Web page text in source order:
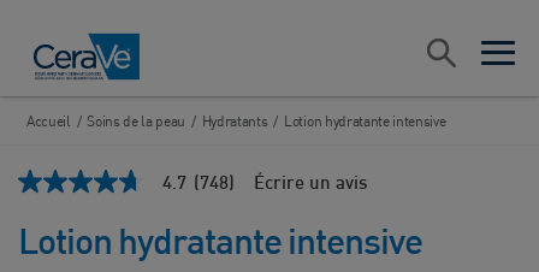
open
open
Recherche
Accueil / Soins de la peau / Hydratants / Lotion hydratante intensive
Lotion hydratante intensive
4.7
sur
5
4.7 (748) Écrire un avis